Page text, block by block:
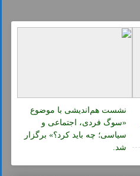
نشست هم‌اندیشی با موضوع
«سوگ فردی، اجتماعی و
سیاسی؛ چه باید کرد؟» برگزار
شد.